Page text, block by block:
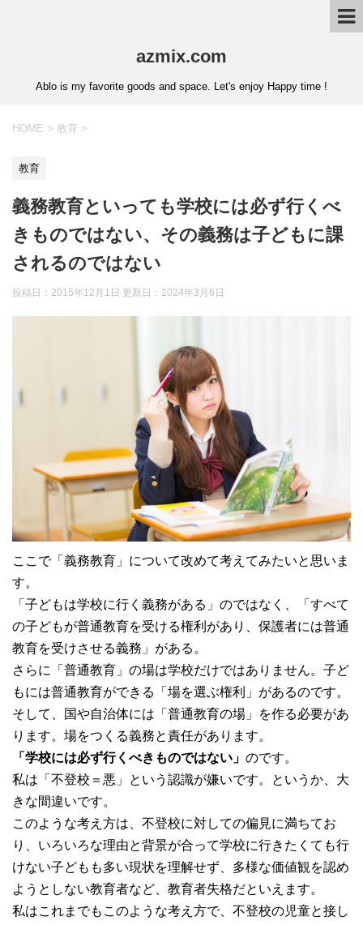
azmix.com
Ablo is my favorite goods and space. Let's enjoy Happy time !
HOME > 教育 >
教育
義務教育といっても学校には必ず行くべ
きものではない、その義務は子どもに課
されるのではない
投稿日：2015年12月1日 更新日： 2024年3月6日
ここで「義務教育」について改めて考えてみたいと思いま
す。
「子どもは学校に行く義務がある」のではなく、「すべて
の子どもが普通教育を受ける権利があり、保護者には普通
教育を受けさせる義務」がある。
さらに「普通教育」の場は学校だけではありません。子ど
もには普通教育ができる「場を選ぶ権利」があるのです。
そして、国や自治体には「普通教育の場」を作る必要があ
ります。場をつくる義務と責任があります。
「学校には必ず行くべきものではない」 のです。
私は「不登校＝悪」という認識が嫌いです。というか、大
きな間違いです。
このような考え方は、不登校に対しての偏見に満ちてお
り、いろいろな理由と背景が合って学校に行きたくても行
けない子どもも多い現状を理解せず、多様な価値観を認め
ようとしない教育者など、教育者失格だといえます。
私はこれまでもこのような考え方で、不登校の児童と接し